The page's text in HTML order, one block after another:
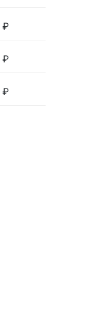
₽
₽
₽